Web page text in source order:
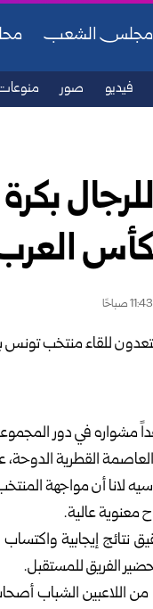
مجلس الشعب
فيديو صور
مشواره في دور
القطرية
لانا أن مواجهة
معنوية عالية.
نتائج إيجابية
الفريق للمستقبل.
الشباب أصحاب